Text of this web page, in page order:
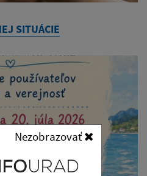
Nezobrazovať
SITUÁCIE